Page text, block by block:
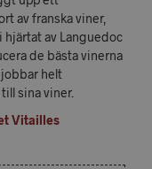
av franska viner,
hjärtat av Languedoc
de bästa vinerna
helt
sina viner.
Vitailles